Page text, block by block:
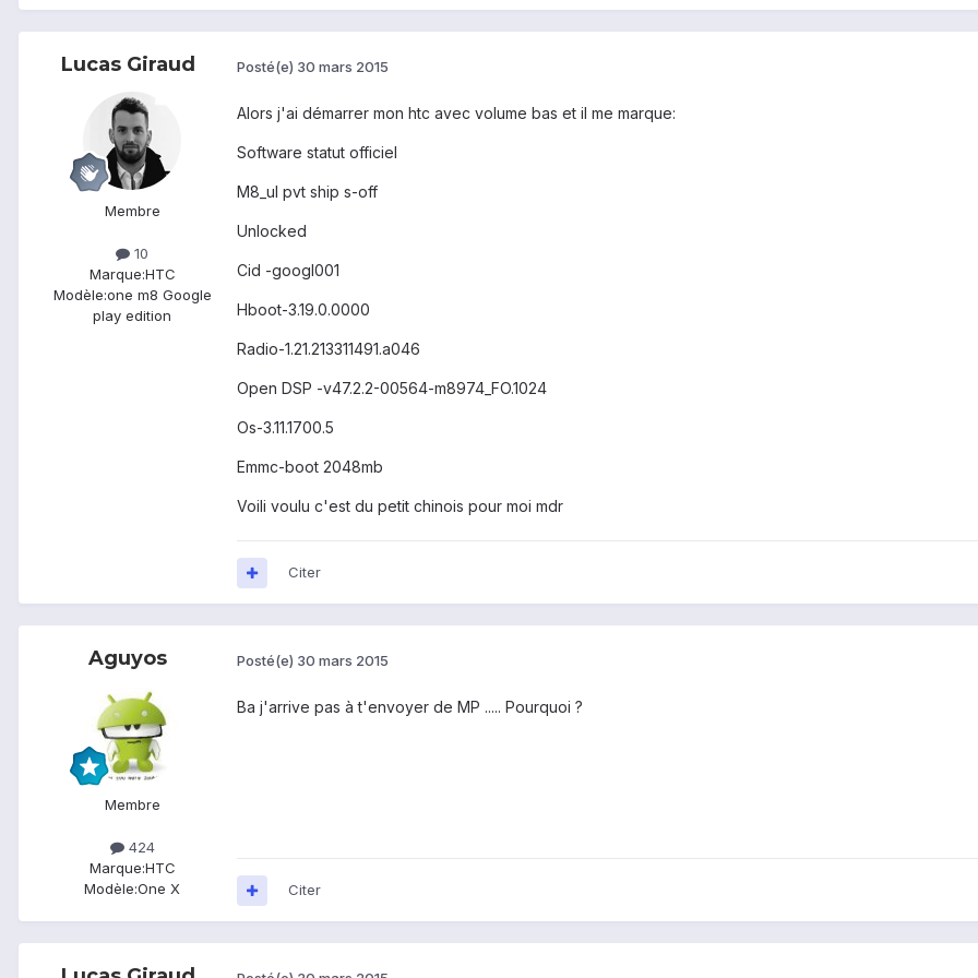
Lucas Giraud
Membre
10
Marque:HTC
Modèle:one m8 Google
play edition
Posté(e) 30 mars 2015
Alors j'ai démarrer mon htc avec volume bas et il me marque:
Software statut officiel
M8_ul pvt ship s-off
Unlocked
Cid -googl001
Hboot-3.19.0.0000
Radio-1.21.213311491.a046
Open DSP -v47.2.2-00564-m8974_FO.1024
Os-3.11.1700.5
Emmc-boot 2048mb
Voili voulu c'est du petit chinois pour moi mdr
Citer
Aguyos
Membre
424
Marque:HTC
Modèle:One X
Posté(e) 30 mars 2015
Ba j'arrive pas à t'envoyer de MP ..... Pourquoi ?
Citer